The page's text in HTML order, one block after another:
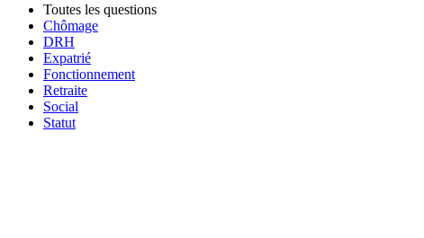
Toutes les questions
Chômage
DRH
Expatrié
Fonctionnement
Retraite
Social
Statut